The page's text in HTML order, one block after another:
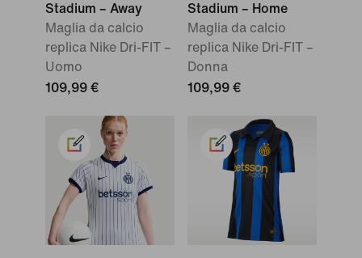
Stadium – Away
Maglia da calcio
replica Nike Dri-FIT –
Uomo
109,99 €
Stadium – Home
Maglia da calcio
replica Nike Dri-FIT –
Donna
109,99 €